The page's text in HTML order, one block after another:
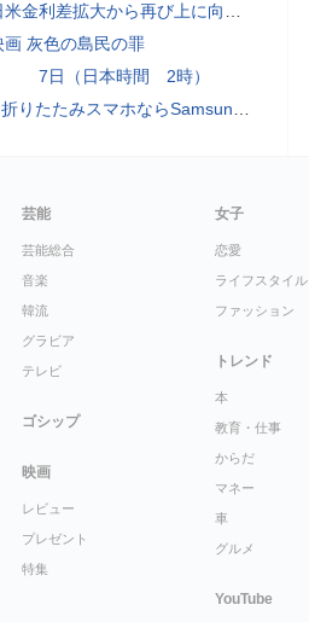
差拡大から再び上に向かうとの見方＝ＮＹ為替
画 灰色の島民の罪
7日（日本時間 2時）
ならSamsung Galaxy 「Samsung Galaxy Z Fold8 Ultra | Fold8 | Flip8」本日発売
芸能
芸能総合
音楽
韓流
グラビア
テレビ
ゴシップ
映画
レビュー
プレゼント
特集
女子
恋愛
ライフスタイル
ファッション
トレンド
本
教育・仕事
からだ
マネー
車
グルメ
YouTube